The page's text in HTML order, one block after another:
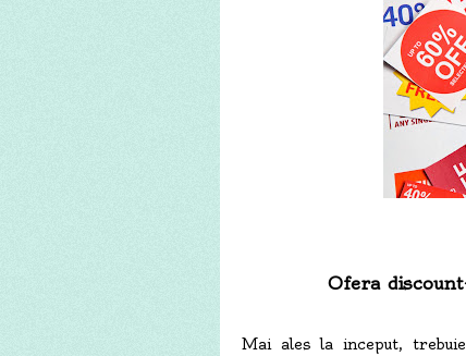
Ofera
Mai ales la inceput,